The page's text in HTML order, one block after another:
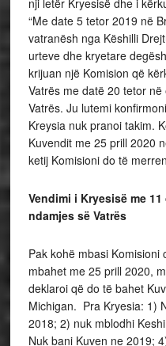
nji letër Kryesisë dhe i
“Me date 5 tetor 2019 në
vatranësh nga Këshilli
urteve dhe kryetare
krijuan një Komision që
Vatrës me datë 20 tetor
Vatrës. Ju lutemi
Kreysia nuk pranoi takim.
Kuvendit me 25 prill 2020
ketij Komisioni do të
Vendimi i Kryesisë me
ndamjes së Vatrës
Pak kohë mbasi
mbahet me 25 prill 2020,
deklaroi që do të bahet
Michigan. Pra Kryesia: 1)
2018; 2) nuk mblodhi
Nuk bani Kuven ne 2019;